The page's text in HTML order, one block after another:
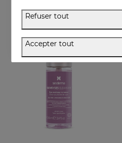
83.95 €
Refuser tout
Accepter tout